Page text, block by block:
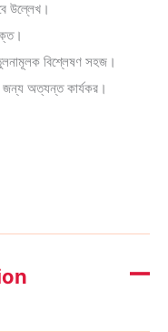
উল্লেখ।
বিশ্লেষণ সহজ।
জন্য অত্যন্ত কার্যকর।